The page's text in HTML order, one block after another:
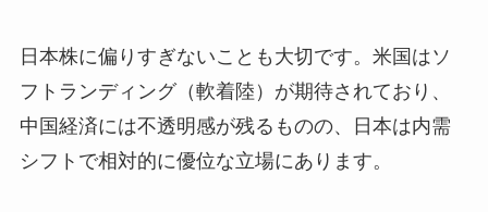
日本株に偏りすぎないことも大切です。米国はソ
フトランディング（軟着陸）が期待されており、
中国経済には不透明感が残るものの、日本は内需
シフトで相対的に優位な立場にあります。